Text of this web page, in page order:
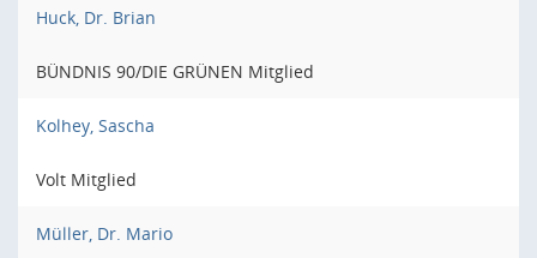
Huck, Dr. Brian
BÜNDNIS 90/DIE GRÜNEN Mitglied
Kolhey, Sascha
Volt Mitglied
Müller, Dr. Mario